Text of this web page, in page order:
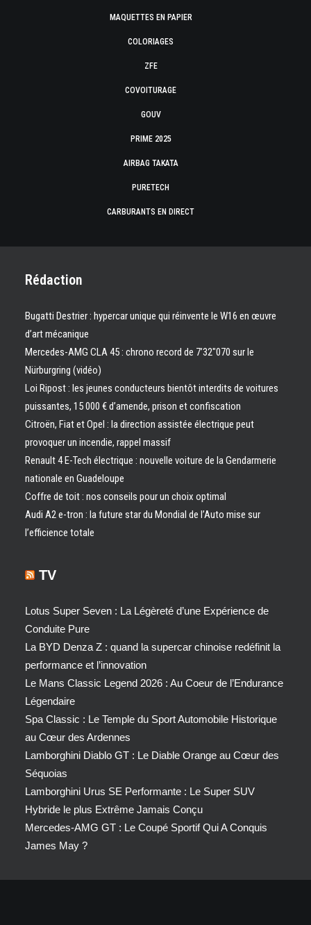
MAQUETTES EN PAPIER
COLORIAGES
ZFE
COVOITURAGE
GOUV
PRIME 2025
AIRBAG TAKATA
PURETECH
CARBURANTS EN DIRECT
Rédaction
Bugatti Destrier : hypercar unique qui réinvente le W16 en œuvre
d’art mécanique
Mercedes-AMG CLA 45 : chrono record de 7’32″070 sur le
Nürburgring (vidéo)
Loi Ripost : les jeunes conducteurs bientôt interdits de voitures
puissantes, 15 000 € d’amende, prison et confiscation
Citroën, Fiat et Opel : la direction assistée électrique peut
provoquer un incendie, rappel massif
Renault 4 E-Tech électrique : nouvelle voiture de la Gendarmerie
nationale en Guadeloupe
Coffre de toit : nos conseils pour un choix optimal
Audi A2 e-tron : la future star du Mondial de l’Auto mise sur
l’efficience totale
TV
Lotus Super Seven : La Légèreté d’une Expérience de
Conduite Pure
La BYD Denza Z : quand la supercar chinoise redéfinit la
performance et l’innovation
Le Mans Classic Legend 2026 : Au Coeur de l’Endurance
Légendaire
Spa Classic : Le Temple du Sport Automobile Historique
au Cœur des Ardennes
Lamborghini Diablo GT : Le Diable Orange au Cœur des
Séquoias
Lamborghini Urus SE Performante : Le Super SUV
Hybride le plus Extrême Jamais Conçu
Mercedes-AMG GT : Le Coupé Sportif Qui A Conquis
James May ?